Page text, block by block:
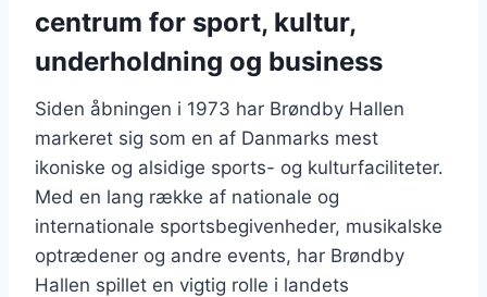
centrum for sport, kultur,
underholdning og business
Siden åbningen i 1973 har Brøndby Hallen
markeret sig som en af Danmarks mest
ikoniske og alsidige sports- og kulturfaciliteter.
Med en lang række af nationale og
internationale sportsbegivenheder, musikalske
optrædener og andre events, har Brøndby
Hallen spillet en vigtig rolle i landets